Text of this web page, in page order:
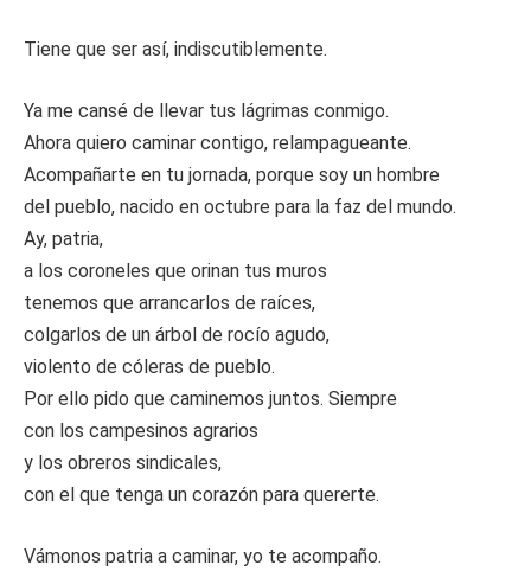
Tiene que ser así, indiscutiblemente.
Ya me cansé de llevar tus lágrimas conmigo.
Ahora quiero caminar contigo, relampagueante.
Acompañarte en tu jornada, porque soy un hombre
del pueblo, nacido en octubre para la faz del mundo.
Ay, patria,
a los coroneles que orinan tus muros
tenemos que arrancarlos de raíces,
colgarlos de un árbol de rocío agudo,
violento de cóleras de pueblo.
Por ello pido que caminemos juntos. Siempre
con los campesinos agrarios
y los obreros sindicales,
con el que tenga un corazón para quererte.
Vámonos patria a caminar, yo te acompaño.